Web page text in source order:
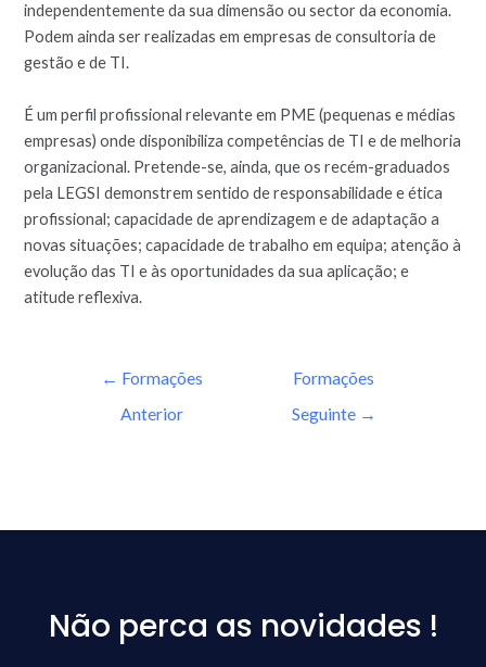
independentemente da sua dimensão ou sector da economia.
Podem ainda ser realizadas em empresas de consultoria de
gestão e de TI.
É um perfil profissional relevante em PME (pequenas e médias
empresas) onde disponibiliza competências de TI e de melhoria
organizacional. Pretende-se, ainda, que os recém-graduados
pela LEGSI demonstrem sentido de responsabilidade e ética
profissional; capacidade de aprendizagem e de adaptação a
novas situações; capacidade de trabalho em equipa; atenção à
evolução das TI e às oportunidades da sua aplicação; e
atitude reflexiva.
← Formações
Anterior
Formações
Seguinte →
Não perca as novidades !